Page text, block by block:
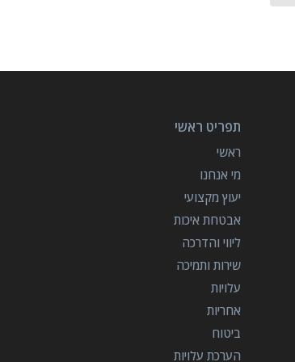
תפריט ראשי
ראשי
מי אנחנו
יעוץ מקצועי
אבטחת איכות
ליווי והדרכה
שירות ותמיכה
עלויות
אחריות
ביטוח
הערכת עלויות